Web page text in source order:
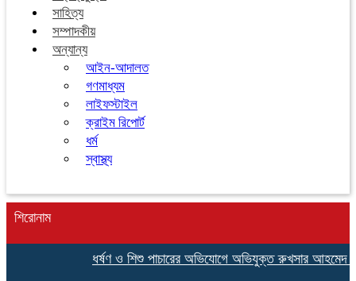
সাহিত্য
সম্পাদকীয়
অন্যান্য
আইন-আদালত
গণমাধ্যম
লাইফস্টাইল
ক্রাইম রিপোর্ট
ধর্ম
স্বাস্থ্য
শিরোনাম
ধর্ষণ ও শিশু পাচারের অভিযোগে অভিযুক্ত রুখসার আহমেদ ফের